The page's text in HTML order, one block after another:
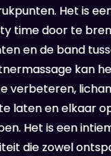
Het is
time door te
en de band
kan
verbeteren,
laten en elkaar
Het is een
die zowel